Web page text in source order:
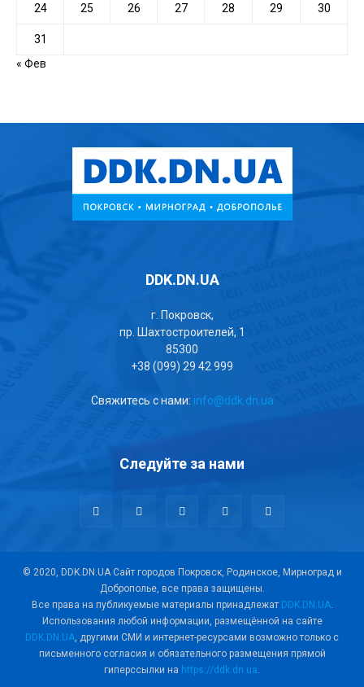
24 25 26 27 28 29 30
31
« Фев
DDK.DN.UA
г. Покровск,
пр. Шахтостроителей, 1
85300
+38 (099) 29 42 999
Свяжитесь с нами: info@ddk.dn.ua
Следуйте за нами
© 2020, DDK.DN.UA Сайт городов Покровск, Родинское, Мирноград и
Доброполье, все права защищены.
Все права на публикуемые материалы принадлежат DDK.DN.UA.
Использования любой информации, размещённой на сайте
DDK.DN.UA , другими СМИ и интернет-ресурсами возможно только с
письменного согласия и обязательного размещения прямой
гиперссылки на https://ddk.dn.ua